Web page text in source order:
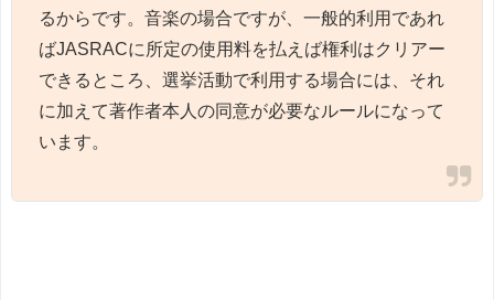
るからです。音楽の場合ですが、一般的利用であれ
ばJASRACに所定の使用料を払えば権利はクリアー
できるところ、選挙活動で利用する場合には、それ
に加えて著作者本人の同意が必要なルールになって
います。